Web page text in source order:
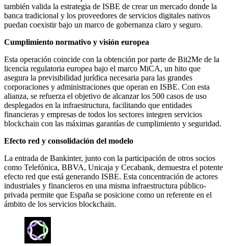
también valida la estrategia de ISBE de crear un mercado donde la
banca tradicional y los proveedores de servicios digitales nativos
puedan coexistir bajo un marco de gobernanza claro y seguro.
Cumplimiento normativo y visión europea
Esta operación coincide con la obtención por parte de Bit2Me de la
licencia regulatoria europea bajo el marco MiCA, un hito que
asegura la previsibilidad jurídica necesaria para las grandes
corporaciones y administraciones que operan en ISBE. Con esta
alianza, se refuerza el objetivo de alcanzar los 500 casos de uso
desplegados en la infraestructura, facilitando que entidades
financieras y empresas de todos los sectores integren servicios
blockchain con las máximas garantías de cumplimiento y seguridad.
Efecto red y consolidación del modelo
La entrada de Bankinter, junto con la participación de otros socios
como Telefónica, BBVA, Unicaja y Cecabank, demuestra el potente
efecto red que está generando ISBE. Esta concentración de actores
industriales y financieros en una misma infraestructura público-
privada permite que España se posicione como un referente en el
ámbito de los servicios blockchain.